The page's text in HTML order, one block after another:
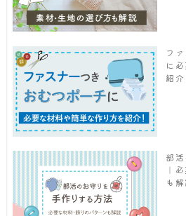
フ
に
紹介
部
｜
も解